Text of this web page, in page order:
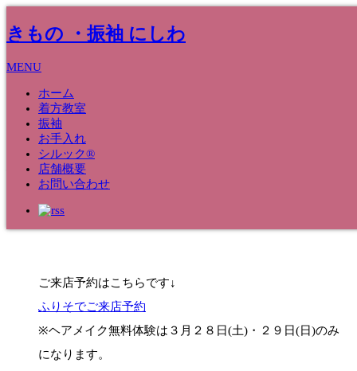
きもの ・振袖 にしわ
MENU
ホーム
着方教室
振袖
お手入れ
シルック®
店舗概要
お問い合わせ
15Mar
振袖３月のＳＰＲＩＮＧ ＦＡＩＲ
2020
ご来店予約はこちらです↓
ふりそでご来店予約
※ヘアメイク無料体験は３月２８日(土)・２９日(日)のみ
になります。